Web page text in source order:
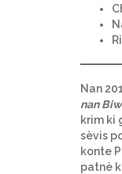
Nan
nan
krim ki
sèvis
konte
patnè